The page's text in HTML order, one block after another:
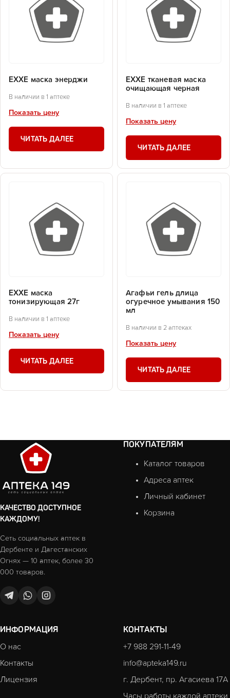
EXXE маска энерджи
В наличии в 1 аптеке
Показать цену
ЧИТАТЬ ДАЛЕЕ
EXXE тканевая маска
очищающая черная
В наличии в 1 аптеке
Показать цену
ЧИТАТЬ ДАЛЕЕ
EXXE маска
тонизирующая 27г
В наличии в 1 аптеке
Показать цену
ЧИТАТЬ ДАЛЕЕ
Агафьи гель длица
огуречное умывания 150
мл
В наличии в 2 аптеках
Показать цену
ЧИТАТЬ ДАЛЕЕ
КАЧЕСТВО ДОСТУПНОЕ
КАЖДОМУ!
Сеть социальных аптек в
Дербенте и Дагестанских
Огнях — 10 аптек, более 30
000 товаров.
ПОКУПАТЕЛЯМ
Каталог товаров
Адреса аптек
Личный кабинет
Корзина
ИНФОРМАЦИЯ
О нас
Контакты
Лицензия
КОНТАКТЫ
+7 988 291-11-49
info@apteka149.ru
г. Дербент, пр. Агасиева 17А
Часы работы каждой аптеки